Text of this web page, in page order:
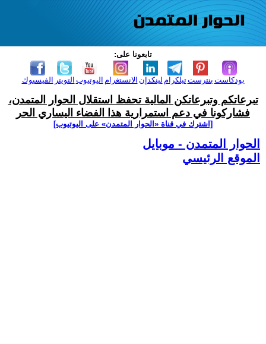
تابعونا على:
الفيسبوك التويتر اليوتيوب الانستغرام لينكدإن تيلكرامبنترست بودكاست
تبرعاتكم وتبرعاتكن المالية تحفظ استقلال الحوار المتمدن،
فشاركونا في دعم استمرارية هذا الفضاء اليساري الحر
[اشترك في قناة ‫«الحوار المتمدن» على اليوتيوب]
الحوار المتمدن - موبايل
الموقع الرئيسي